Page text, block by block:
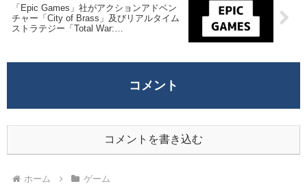
「Epic Games」社がアクションアドベン
チャー「City of Brass」及びリアルタイム
ストラテジー「Total War:
コメント
コメントを書き込む
ホーム ゲーム